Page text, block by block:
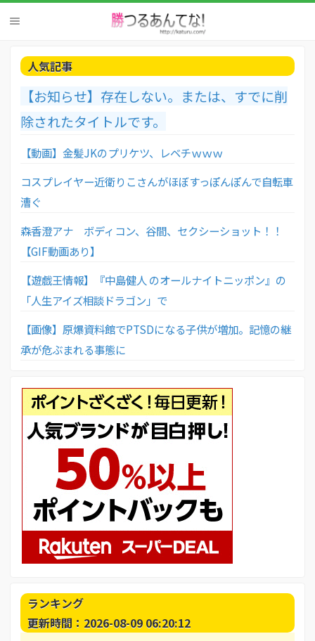
人気記事
【お知らせ】存在しない。または、すでに削
除されたタイトルです。
【動画】金髪JKのプリケツ、レベチｗｗｗ
コスプレイヤー近衛りこさんがほぼすっぽんぽんで自転車
漕ぐ
森香澄アナ ボディコン、谷間、セクシーショット！！
【GIF動画あり】
【遊戯王情報】『中島健人 のオールナイトニッポン』の
「人生アイズ相談ドラゴン」で
【画像】原爆資料館でPTSDになる子供が増加。記憶の継
承が危ぶまれる事態に
ランキング
更新時間：2026-08-09 06:20:12